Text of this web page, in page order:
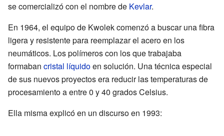
se comercializó con el nombre de Kevlar.
En 1964, el equipo de Kwolek comenzó a buscar una fibra
ligera y resistente para reemplazar el acero en los
neumáticos. Los polímeros con los que trabajaba
formaban cristal líquidoen solución. Una técnica especial
de sus nuevos proyectos era reducir las temperaturas de
procesamiento a entre 0 y 40 grados Celsius.
Ella misma explicó en un discurso en 1993: